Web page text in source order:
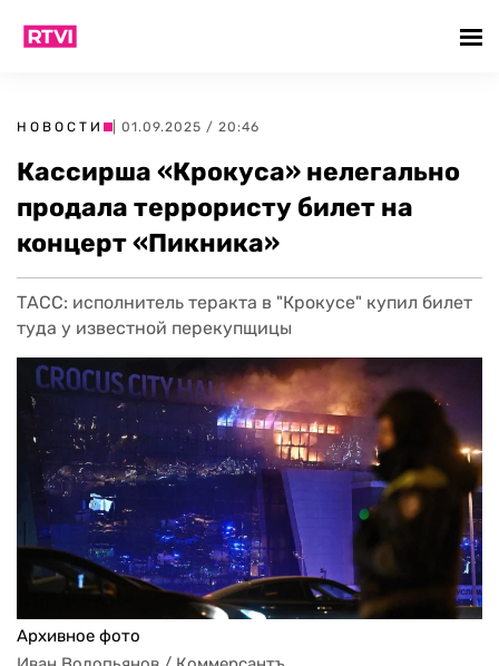
НОВОСТИ | 01.09.2025 / 20:46
Кассирша «Крокуса» нелегально
продала террористу билет на
концерт «Пикника»
ТАСС: исполнитель теракта в "Крокусе" купил билет
туда у известной перекупщицы
Архивное фото